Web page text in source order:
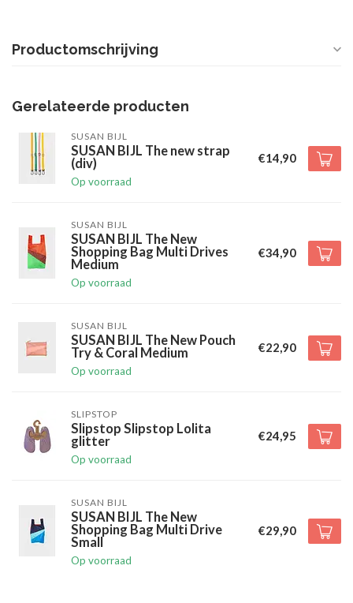
Productomschrijving
Gerelateerde producten
SUSAN BIJL
SUSAN BIJL The new strap
(div)
Op voorraad
€14,90
SUSAN BIJL
SUSAN BIJL The New
Shopping Bag Multi Drives
Medium
Op voorraad
€34,90
SUSAN BIJL
SUSAN BIJL The New Pouch
Try & Coral Medium
Op voorraad
€22,90
SLIPSTOP
Slipstop Slipstop Lolita
glitter
Op voorraad
€24,95
SUSAN BIJL
SUSAN BIJL The New
Shopping Bag Multi Drive
Small
Op voorraad
€29,90